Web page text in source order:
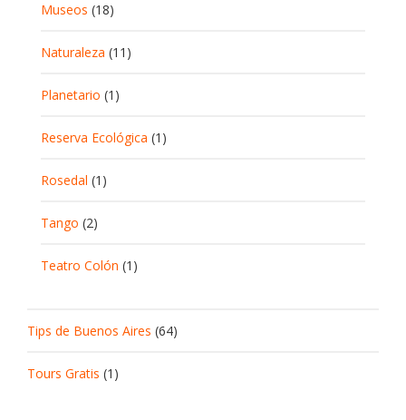
Museos (18)
Naturaleza (11)
Planetario (1)
Reserva Ecológica (1)
Rosedal (1)
Tango (2)
Teatro Colón (1)
Tips de Buenos Aires (64)
Tours Gratis (1)